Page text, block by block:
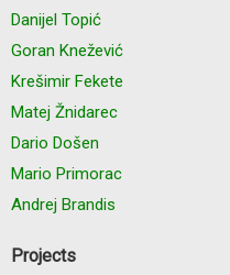
Danijel Topić
Goran Knežević
Krešimir Fekete
Matej Žnidarec
Dario Došen
Mario Primorac
Andrej Brandis
Projects